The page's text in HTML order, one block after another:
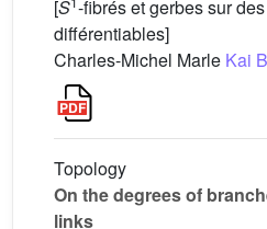
[S -fibrés et gerbes sur
différentiables]
Charles-Michel Marle Kai
Topology
On the degrees of
links